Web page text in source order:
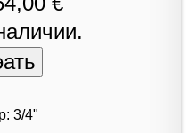
3/4"